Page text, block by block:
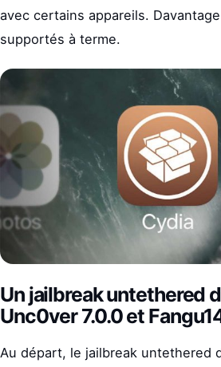
avec certains appareils.
supportés à terme.
Un jailbreak untethered
Unc0ver 7.0.0 et
Au départ, le jailbreak untethered